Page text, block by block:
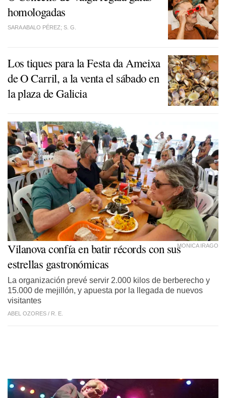
homologadas
SARA ABALO PÉREZ; S. G.
Los tiques para laFesta da Ameixa
de O Carril, a la venta el sábado en
la plaza de Galicia
MONICA IRAGO
Vilanova confía en batir récords con sus
estrellas gastronómicas
La organización prevé servir 2.000 kilos de berberecho y
15.000 de mejillón, y apuesta por la llegada de nuevos
visitantes
ABEL OZORES / R. E.